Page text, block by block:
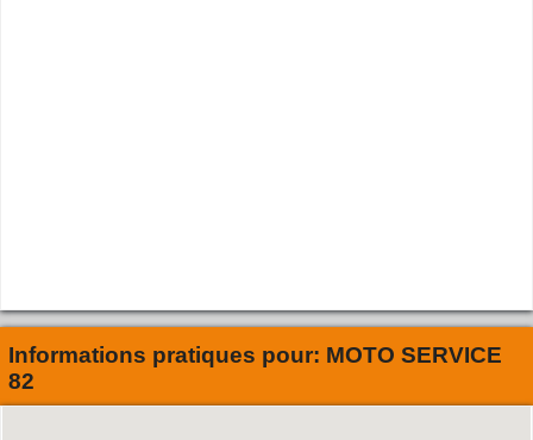
Informations pratiques pour: MOTO SERVICE
82